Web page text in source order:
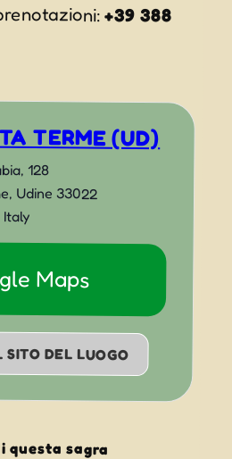
+39 388
TERME (UD)
128
, Udine 33022
Italy
Maps
DEL LUOGO
questa sagra